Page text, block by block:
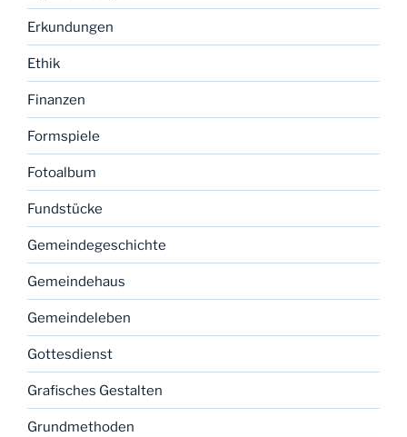
Erkundungen
Ethik
Finanzen
Formspiele
Fotoalbum
Fundstücke
Gemeindegeschichte
Gemeindehaus
Gemeindeleben
Gottesdienst
Grafisches Gestalten
Grundmethoden